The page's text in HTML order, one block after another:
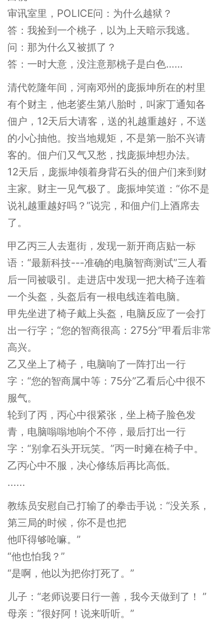
审讯室里，POLICE问：为什么越狱？
答：我捡到一个桃子，以为上天暗示我逃。
问：那为什么又被抓了？
答：一时大意，没注意那桃子是白色……
清代乾隆年间，河南邓州的庞振坤所在的村里
有个财主，他老婆生第八胎时，叫家丁通知各
佃户，12天后大请客，送的礼越重越好，不送
的小心抽他。按当地规矩，不是第一胎不兴请
客的。佃户们又气又愁，找庞振坤想办法。
12天后，庞振坤领着身背石头的佃户们来到财
主家。财主一见气极了。庞振坤笑道：“你不是
说礼越重越好吗？”说完，和佃户们上酒席去
了。
甲乙丙三人去逛街，发现一新开商店贴一标
语：“最新科技---准确的电脑智商测试”三人看
后一同被吸引。走进店中发现一把大椅子连着
一个头盔，头盔后有一根电线连着电脑。
甲先坐进了椅子戴上头盔，电脑反应了一会打
出一行字；“您的智商很高：275分”甲看后非常
高兴。
乙又坐上了椅子，电脑响了一阵打出一行
字：“您的智商属中等：75分”乙看后心中很不
服气。
轮到了丙，丙心中很紧张，坐上椅子脸色发
青，电脑嗡嗡地响个不停，最后打出一行
字：“别拿石头开玩笑。”丙一时瘫在椅子中。
乙丙心中不服，决心修练后再比高低。
......
教练员安慰自己打输了的拳击手说：“没关系，
第三局的时候，你不是也把
他吓得够呛嘛。”
“他也怕我？”
“是啊，他以为把你打死了。”
儿子：“老师说要日行一善，我今天做到了！ ”
母亲：“很好阿！说来听听。”